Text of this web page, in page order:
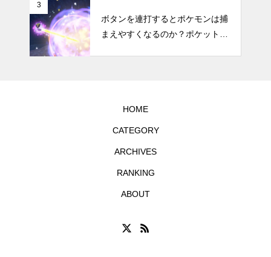
3
ボタンを連打するとポケモンは捕
まえやすくなるのか？ポケットモ
HOME
CATEGORY
ARCHIVES
RANKING
ABOUT